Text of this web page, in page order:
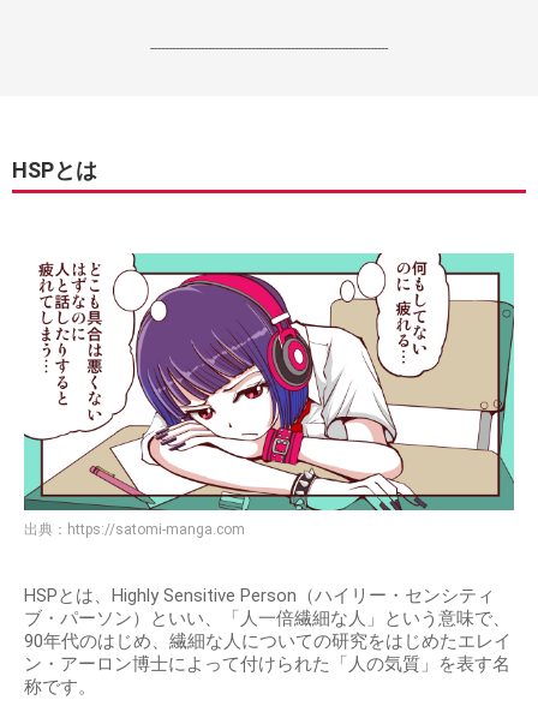
------------------------------------------------------------------
HSPとは
出典： https://satomi-manga.com
HSPとは、Highly Sensitive Person（ハイリー・センシティ
ブ・パーソン）といい、「人一倍繊細な人」という意味で、
90年代のはじめ、繊細な人についての研究をはじめたエレイ
ン・アーロン博士によって付けられた「人の気質」を表す名
称です。